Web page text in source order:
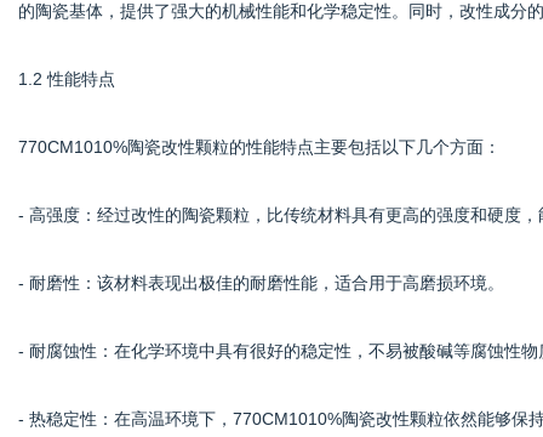
的陶瓷基体，提供了强大的机械性能和化学稳定性。同时，改性成分
1.2 性能特点
770CM1010%陶瓷改性颗粒的性能特点主要包括以下几个方面：
- 高强度：经过改性的陶瓷颗粒，比传统材料具有更高的强度和硬度
- 耐磨性：该材料表现出极佳的耐磨性能，适合用于高磨损环境。
- 耐腐蚀性：在化学环境中具有很好的稳定性，不易被酸碱等腐蚀性物
- 热稳定性：在高温环境下，770CM1010%陶瓷改性颗粒依然能够保